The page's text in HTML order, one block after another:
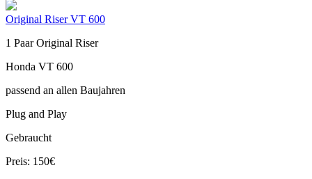
Original Riser VT 600
1 Paar Original Riser
Honda VT 600
passend an allen Baujahren
Plug and Play
Gebraucht
Preis: 150€